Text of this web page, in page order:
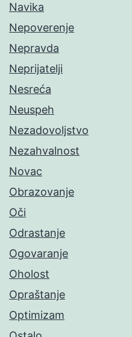
Navika
Nepoverenje
Nepravda
Neprijatelji
Nesreća
Neuspeh
Nezadovoljstvo
Nezahvalnost
Novac
Obrazovanje
Oči
Odrastanje
Ogovaranje
Oholost
Opraštanje
Optimizam